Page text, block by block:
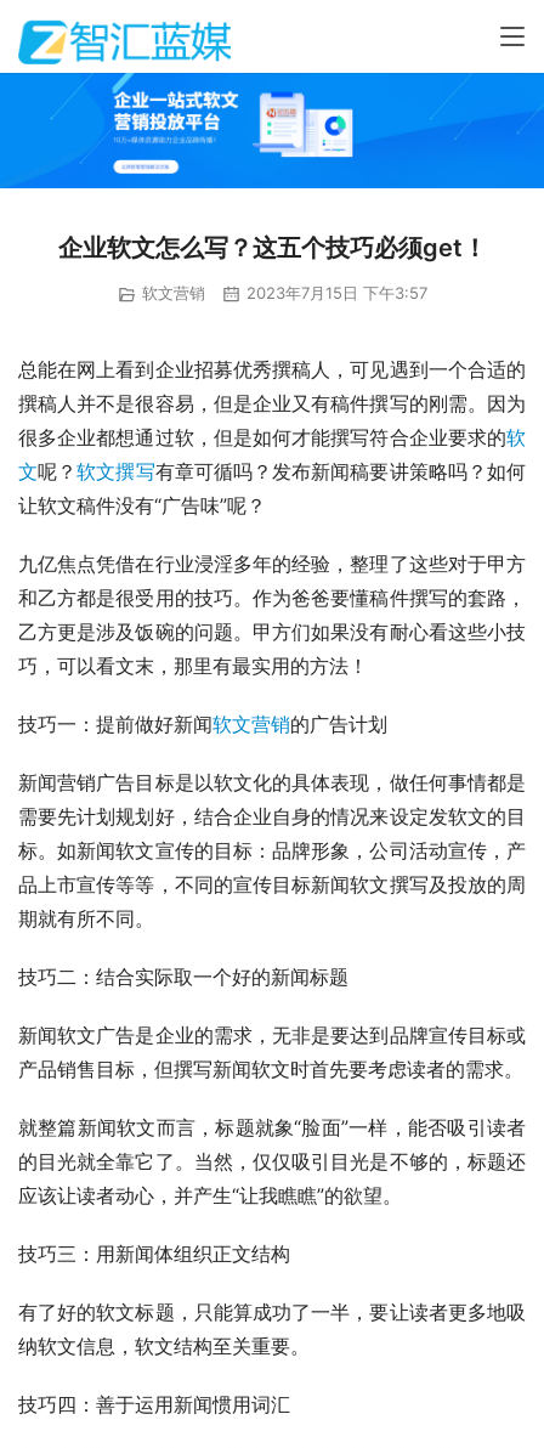
企业软文怎么写？这五个技巧必须get！
软文营销 2023年7月15日 下午3:57
总能在网上看到企业招募优秀撰稿人，可见遇到一个合适的
撰稿人并不是很容易，但是企业又有稿件撰写的刚需。因为
很多企业都想通过软，但是如何才能撰写符合企业要求的软
文呢？软文撰写有章可循吗？发布新闻稿要讲策略吗？如何
让软文稿件没有“广告味”呢？
九亿焦点凭借在行业浸淫多年的经验，整理了这些对于甲方
和乙方都是很受用的技巧。作为爸爸要懂稿件撰写的套路，
乙方更是涉及饭碗的问题。甲方们如果没有耐心看这些小技
巧，可以看文末，那里有最实用的方法！
技巧一：提前做好新闻软文营销的广告计划
新闻营销广告目标是以软文化的具体表现，做任何事情都是
需要先计划规划好，结合企业自身的情况来设定发软文的目
标。如新闻软文宣传的目标：品牌形象，公司活动宣传，产
品上市宣传等等，不同的宣传目标新闻软文撰写及投放的周
期就有所不同。
技巧二：结合实际取一个好的新闻标题
新闻软文广告是企业的需求，无非是要达到品牌宣传目标或
产品销售目标，但撰写新闻软文时首先要考虑读者的需求。
就整篇新闻软文而言，标题就象“脸面”一样，能否吸引读者
的目光就全靠它了。当然，仅仅吸引目光是不够的，标题还
应该让读者动心，并产生“让我瞧瞧”的欲望。
技巧三：用新闻体组织正文结构
有了好的软文标题，只能算成功了一半，要让读者更多地吸
纳软文信息，软文结构至关重要。
技巧四：善于运用新闻惯用词汇